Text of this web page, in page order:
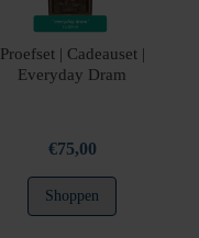
Proefset | Cadeauset |
Everyday Dram
€75,00
Shoppen